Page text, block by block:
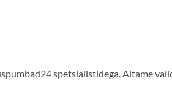
spetsialistidega. Aitame